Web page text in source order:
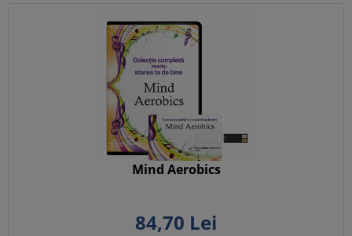
Mind Aerobics
84,70 Lei